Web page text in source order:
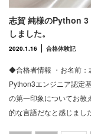
志賀 純様のPython 3
しました。
2020.1.16 合格体験記
◆合格者情報 ・お名前：
Python3エンジニア認定
の第一印象についてお教
的な言語だなと感じま